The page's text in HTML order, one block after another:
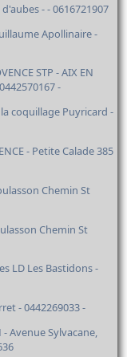
d'aubes - - 0616721907
Apollinaire -
STP - AIX EN
-
la coquillage Puyricard -
- Petite Calade 385
Chemin St
Chemin St
LD Les Bastidons -
- 0442269033 -
- Avenue Sylvacane,